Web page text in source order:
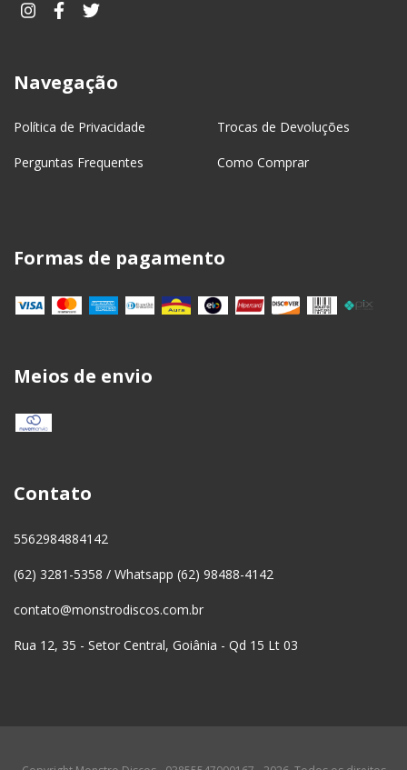
Navegação
Política de Privacidade Trocas de Devoluções
Perguntas Frequentes Como Comprar
Formas de pagamento
Meios de envio
Contato
5562984884142
(62) 3281-5358 / Whatsapp (62) 98488-4142
contato@monstrodiscos.com.br
Rua 12, 35 - Setor Central, Goiânia - Qd 15 Lt 03